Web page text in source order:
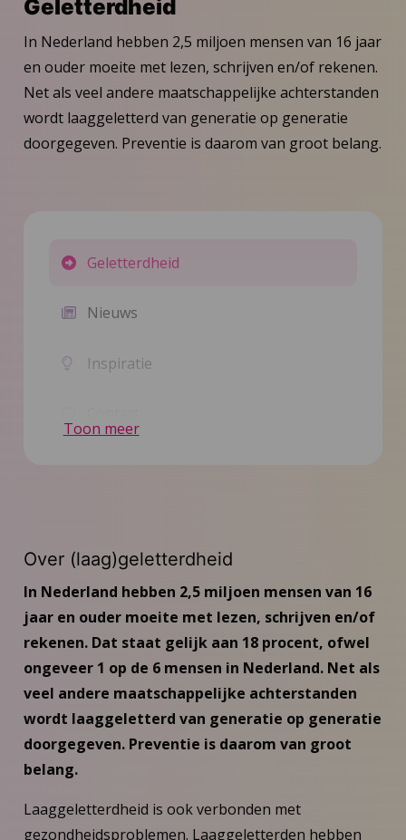
Geletterdheid
In Nederland hebben 2,5 miljoen mensen van 16 jaar
en ouder moeite met lezen, schrijven en/of rekenen.
Net als veel andere maatschappelijke achterstanden
wordt laaggeletterd van generatie op generatie
doorgegeven. Preventie is daarom van groot belang.
Geletterdheid
Nieuws
Inspiratie
Toon meer
Over (laag)geletterdheid
In Nederland hebben 2,5 miljoen mensen van 16
jaar en ouder moeite met lezen, schrijven en/of
rekenen. Dat staat gelijk aan 18 procent, ofwel
ongeveer 1 op de 6 mensen in Nederland. Net als
veel andere maatschappelijke achterstanden
wordt laaggeletterd van generatie op generatie
doorgegeven. Preventie is daarom van groot
belang.
Laaggeletterdheid is ook verbonden met
gezondheidsproblemen. Laaggeletterden hebben